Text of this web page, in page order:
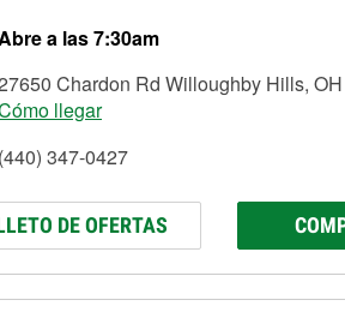
a las 7:30am
Chardon Rd Willoughby Hills,
llegar
(440) 347-0427
DE OFERTAS